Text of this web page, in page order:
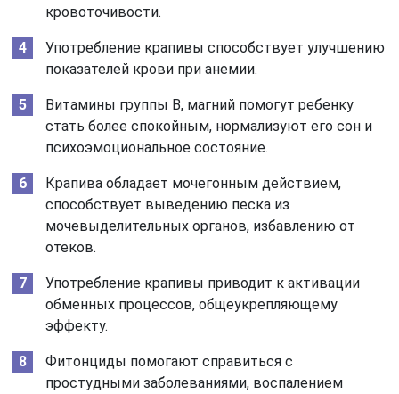
кровоточивости.
Употребление крапивы способствует улучшению
показателей крови при анемии.
Витамины группы В, магний помогут ребенку
стать более спокойным, нормализуют его сон и
психоэмоциональное состояние.
Крапива обладает мочегонным действием,
способствует выведению песка из
мочевыделительных органов, избавлению от
отеков.
Употребление крапивы приводит к активации
обменных процессов, общеукрепляющему
эффекту.
Фитонциды помогают справиться с
простудными заболеваниями, воспалением